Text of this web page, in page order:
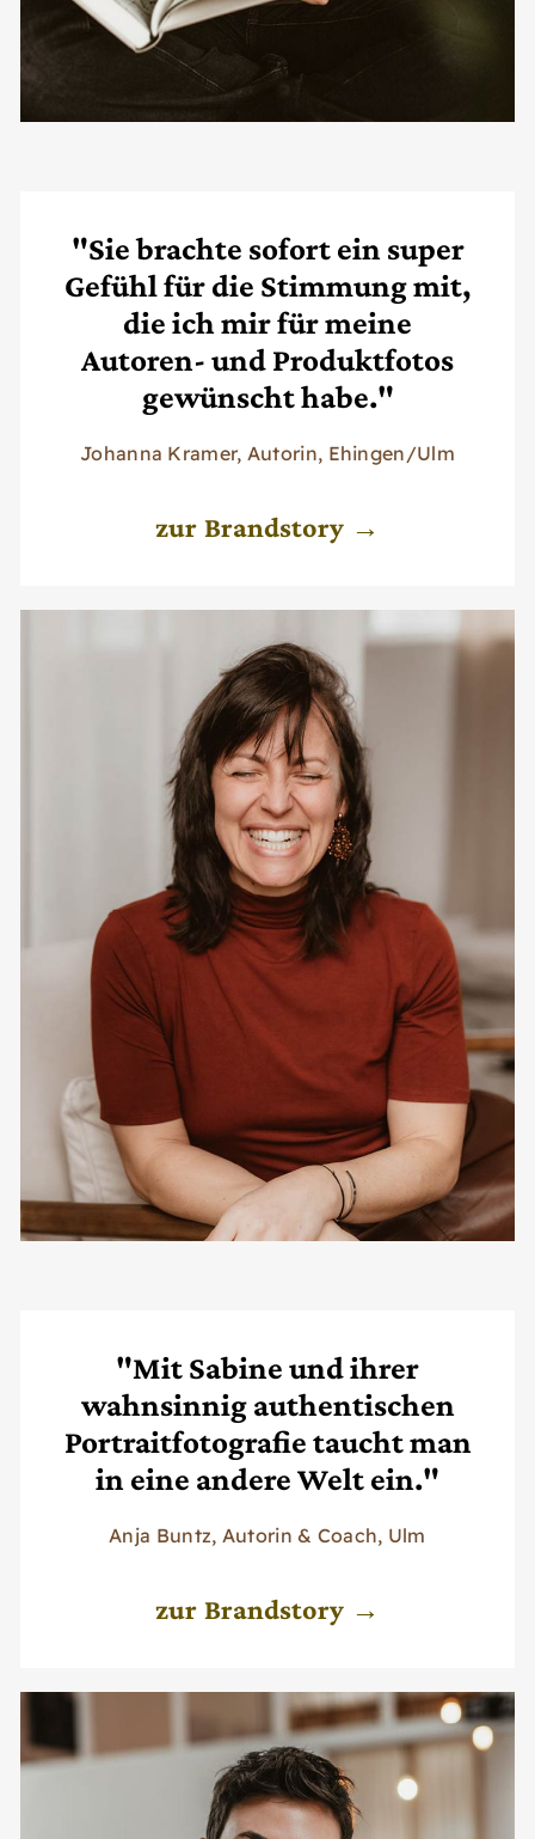
"Mit Sabine und ihrer
wahnsinnig authentischen
Portraitfotografie taucht man
in eine andere Welt ein."
Anja Buntz, Autorin & Coach, Ulm
zur Brandstory →
"Sie brachte sofort ein super
Gefühl für die Stimmung mit,
die ich mir für meine
Autoren- und Produktfotos
gewünscht habe."
Johanna Kramer, Autorin, Ehingen/Ulm
zur Brandstory →